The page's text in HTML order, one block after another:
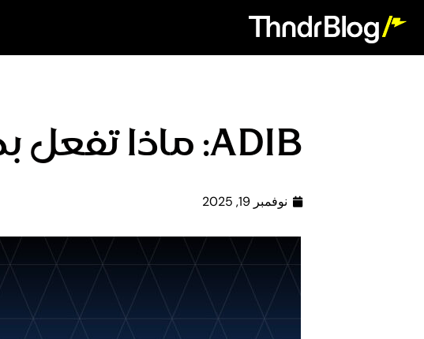
ADIB: ماذا تفعل بحقوق الاكتتاب المتداولة؟
نوفمبر 19, 2025